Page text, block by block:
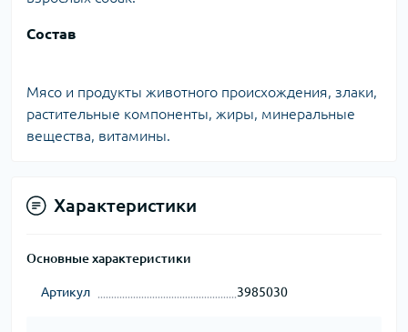
Состав
Мясо и продукты животного происхождения, злаки,
растительные компоненты, жиры, минеральные
вещества, витамины.
Характеристики
Основные характеристики
Артикул 3985030